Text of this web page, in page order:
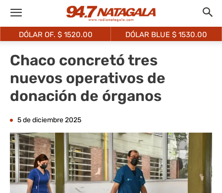
DÓLAR OF. $ 1520.00 DÓLAR BLUE $ 1530.00
Chaco concretó tres
nuevos operativos de
donación de órganos
5 de diciembre 2025